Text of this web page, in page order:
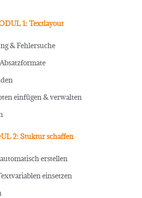
1: Textlayout
& Fehlersuche
einfügen & verwalten
2: Stuktur schaffen
erstellen
einsetzen